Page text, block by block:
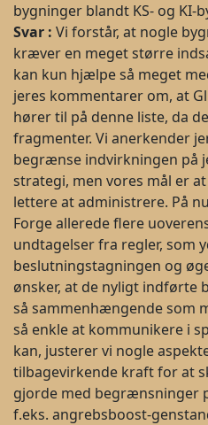
bygninger blandt KS- og KI-
Svar : Vi forstår, at nogle
kræver en meget større
kan kun hjælpe så meget
jeres kommentarer om, at
hører til på denne liste, da
fragmenter. Vi anerkender
begrænse indvirkningen på
strategi, men vores mål er
lettere at administrere. På
Forge allerede flere
undtagelser fra regler, som
beslutningstagningen og
ønsker, at de nyligt
så sammenhængende som
så enkle at kommunikere i
kan, justerer vi nogle
tilbagevirkende kraft for at
gjorde med begrænsninger
f.eks. angrebsboost-